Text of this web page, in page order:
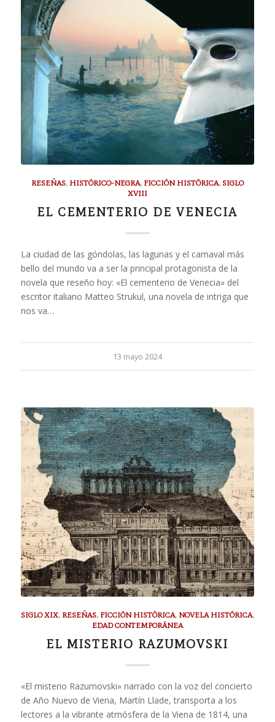
RESEÑAS, HISTÓRICO-NEGRA, FICCIÓN HISTÓRICA, SIGLO
XVIII
EL CEMENTERIO DE VENECIA
La ciudad de las góndolas, las lagunas y el carnaval más
bello del mundo va a ser la principal protagonista de la
novela que reseño hoy: «El cementerio de Venecia» del
escritor italiano Matteo Strukul, una novela de intriga que
nos va…
13 mayo 2024
SIGLO XIX, RESEÑAS, FICCIÓN HISTÓRICA, NOVELA HISTÓRICA,
EDAD CONTEMPORÁNEA
EL MISTERIO RAZUMOVSKI
«El misterio Razumovski» narrado con la voz del concierto
de Año Nuevo de Viena, Martín Llade, transporta a los
lectores a la vibrante atmósfera de la Viena de 1814, una